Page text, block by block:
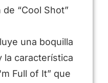
“Cool Shot”
una boquilla
la característica
Full of It” que